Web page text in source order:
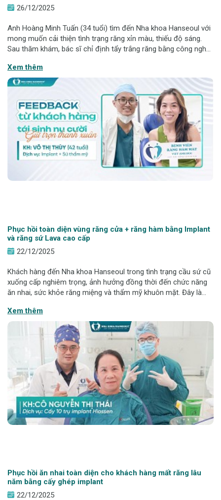
26/12/2025
Anh Hoàng Minh Tuấn (34 tuổi) tìm đến Nha khoa Hanseoul với
mong muốn cải thiện tình trạng răng xỉn màu, thiếu độ sáng.
Sau thăm khám, bác sĩ chỉ định tẩy trắng răng bằng công nghệ
cười sáng tự nhiên
Xem thêm
Phục hồi toàn diện vùng răng cửa + răng hàm bằng Implant
và răng sứ Lava cao cấp
22/12/2025
Khách hàng đến Nha khoa Hanseoul trong tình trạng cầu sứ cũ
xuống cấp nghiêm trọng, ảnh hưởng đồng thời đến chức năng
ăn nhai, sức khỏe răng miệng và thẩm mỹ khuôn mặt. Đây là
- mô nướu - khớp cắn t
Xem thêm
Phục hồi ăn nhai toàn diện cho khách hàng mất răng lâu
năm bằng cấy ghép implant
22/12/2025